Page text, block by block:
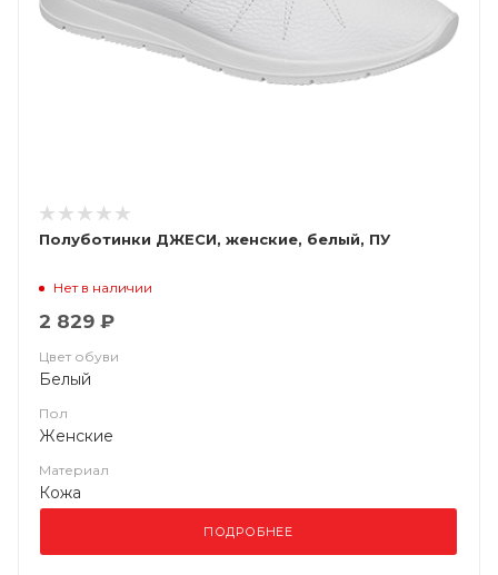
Полуботинки ДЖЕСИ, женские, белый, ПУ
Нет в наличии
2 829 ₽
Цвет обуви
Белый
Пол
Женские
Материал
Кожа
ПОДРОБНЕЕ